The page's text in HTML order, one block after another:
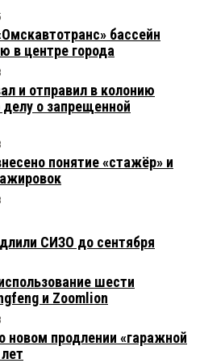
бассейн
в центре города
и отправил в колонию
о запрещенной
понятие «стажёр» и
СИЗО до сентября
шести
и Zoomlion
новом продлении «гаражной